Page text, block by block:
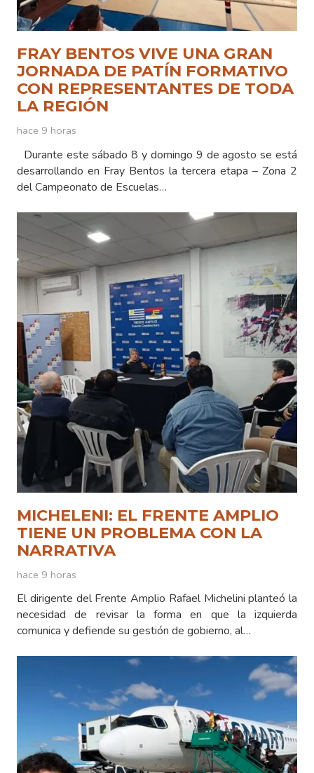
FRAY BENTOS VIVE UNA GRAN
JORNADA DE PATÍN FORMATIVO
CON REPRESENTANTES DE TODA
LA REGIÓN
hace 9 horas
Durante este sábado 8 y domingo 9 de agosto se está
desarrollando en Fray Bentos la tercera etapa – Zona 2
del Campeonato de Escuelas…
MICHELENI: EL FRENTE AMPLIO
TIENE UN PROBLEMA CON LA
NARRATIVA
hace 9 horas
El dirigente del Frente Amplio Rafael Michelini planteó la
necesidad de revisar la forma en que la izquierda
comunica y defiende su gestión de gobierno, al…